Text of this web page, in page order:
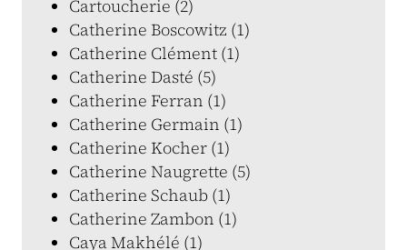
Cartoucherie (2)
Catherine Boscowitz (1)
Catherine Clément (1)
Catherine Dasté (5)
Catherine Ferran (1)
Catherine Germain (1)
Catherine Kocher (1)
Catherine Naugrette (5)
Catherine Schaub (1)
Catherine Zambon (1)
Caya Makhélé (1)